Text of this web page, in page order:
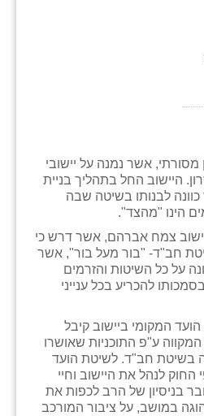
מסורתי, אשר נמנה על יישובי
היישוב החל בתהליך בניית
לבנותו בשיטה שבה
הינו "מהצד".
צמח אברהם, אשר דרש כי
חב"ד- "בור מעל בור", אשר
על כל השיטות והזרמים
להכריע בכל ענייני
המקומי ביישוב קיבל
ע"פ התוכניות שאושרו
בשיטת חב"ד. לשיטת הועד
לנהל את היישוב וחיי
בניסיון של הרב לכפות את
במושב, על ציבור המורכב